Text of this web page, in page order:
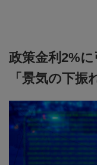
政策金利2%
「景気の下